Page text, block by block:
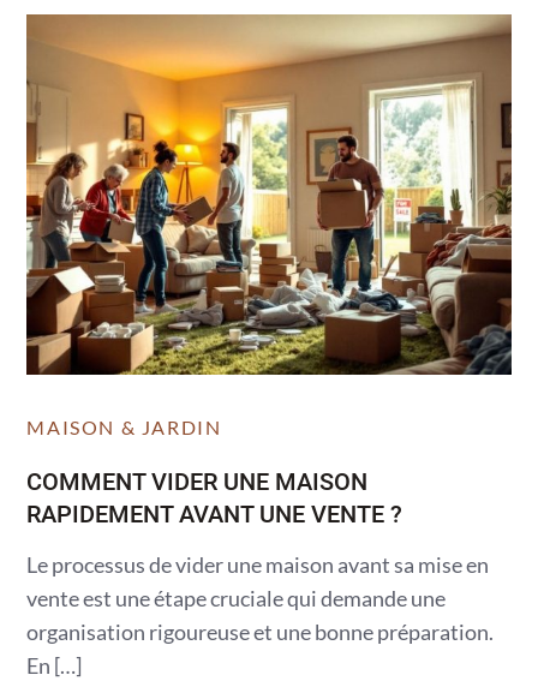
MAISON & JARDIN
COMMENT VIDER UNE MAISON
RAPIDEMENT AVANT UNE VENTE ?
Le processus de vider une maison avant sa mise en
vente est une étape cruciale qui demande une
organisation rigoureuse et une bonne préparation.
En […]